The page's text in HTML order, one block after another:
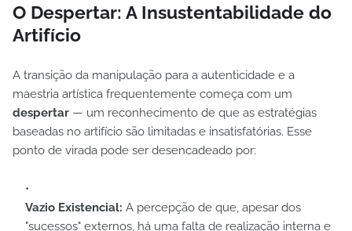
O Despertar: A Insustentabilidade do
Artifício
A transição da manipulação para a autenticidade e a
maestria artística frequentemente começa com um
despertar — um reconhecimento de que as estratégias
baseadas no artifício são limitadas e insatisfatórias. Esse
ponto de virada pode ser desencadeado por:
Vazio Existencial: A percepção de que, apesar dos
"sucessos" externos, há uma falta de realização interna e